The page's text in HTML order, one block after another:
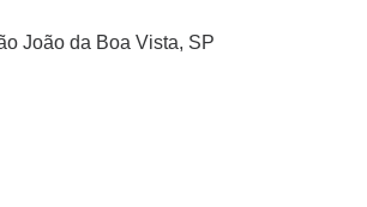
João da Boa Vista, SP